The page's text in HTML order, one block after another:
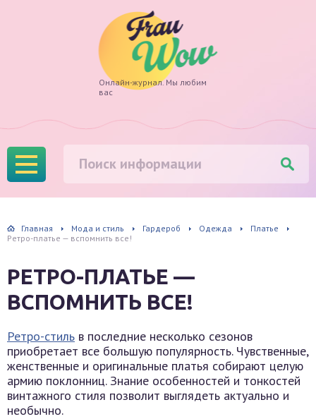
Frau
Wow
Онлайн-журнал. Мы любим
вас
Главная Мода и стиль Гардероб Одежда
Платье
Ретро-платье — вспомнить все!
РЕТРО-ПЛАТЬЕ —
ВСПОМНИТЬ ВСЕ!
Ретро-стиль в последние несколько сезонов
приобретает все большую популярность. Чувственные,
женственные и оригинальные платья собирают целую
армию поклонниц. Знание особенностей и тонкостей
винтажного стиля позволит выглядеть актуально и
необычно.